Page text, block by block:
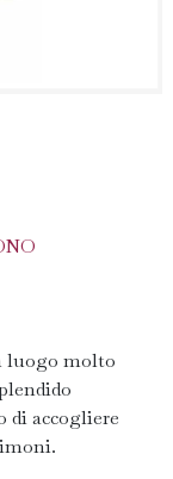
luogo molto
di accogliere